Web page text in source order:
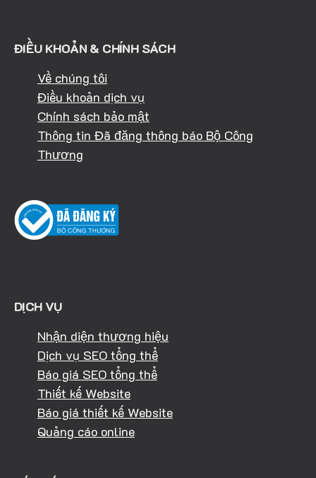
ĐIỀU KHOẢN & CHÍNH SÁCH
Về chúng tôi
Điều khoản dịch vụ
Chính sách bảo mật
Thông tin Đã đăng thông báo Bộ Công
Thương
DỊCH VỤ
Nhận diện thương hiệu
Dịch vụ SEO tổng thể
Báo giá SEO tổng thể
Thiết kế Website
Báo giá thiết kế Website
Quảng cáo online